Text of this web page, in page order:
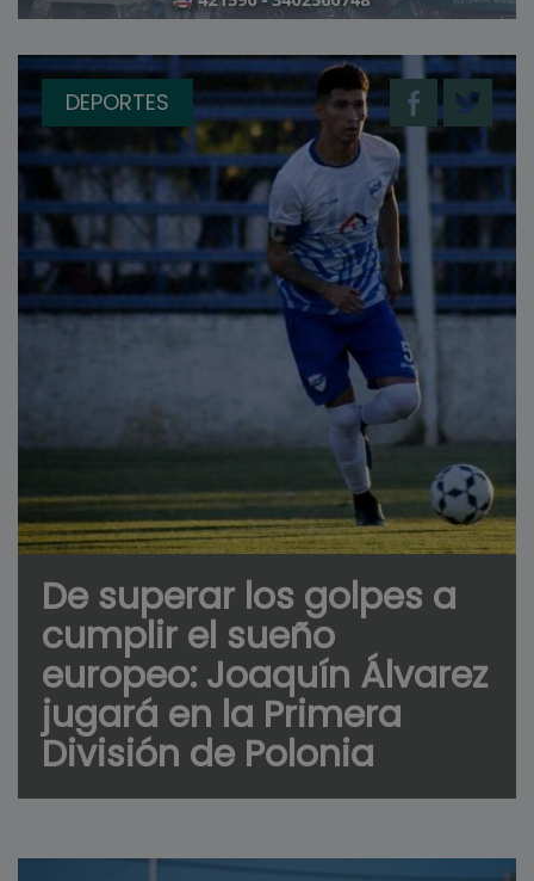
DEPORTES
De superar los golpes a
cumplir el sueño
europeo: Joaquín Álvarez
jugará en la Primera
División de Polonia